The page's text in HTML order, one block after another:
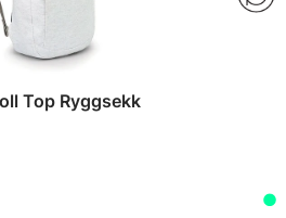
Top Ryggsekk